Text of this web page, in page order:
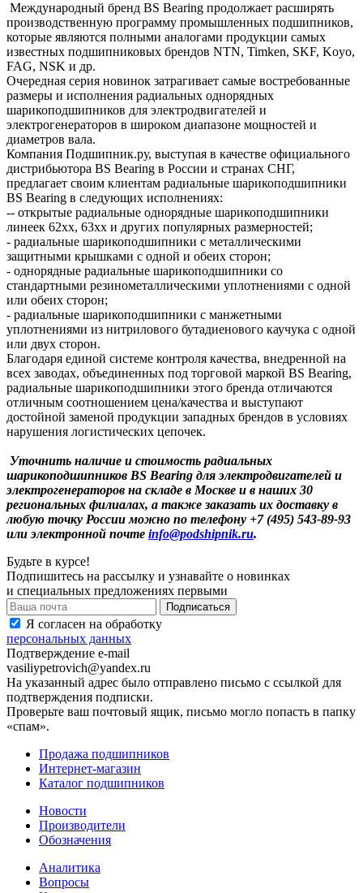
Международный бренд BS Bearing продолжает расширять
производственную программу промышленных подшипников,
которые являются полными аналогами продукции самых
известных подшипниковых брендов NTN, Timken, SKF, Koyo,
FAG, NSK и др.
Очередная серия новинок затрагивает самые востребованные
размеры и исполнения радиальных однорядных
шарикоподшипников для электродвигателей и
электрогенераторов в широком диапазоне мощностей и
диаметров вала.
Компания Подшипник.ру, выступая в качестве официального
дистрибьютора BS Bearing в России и странах СНГ,
предлагает своим клиентам радиальные шарикоподшипники
BS Bearing в следующих исполнениях:
-- открытые радиальные однорядные шарикоподшипники
линеек 62хх, 63хх и других популярных размерностей;
- радиальные шарикоподшипники c металлическими
защитными крышками с одной и обеих сторон;
- однорядные радиальные шарикоподшипники со
стандартными резинометаллическими уплотнениями с одной
или обеих сторон;
- радиальные шарикоподшипники с манжетными
уплотнениями из нитрилового бутадиенового каучука с одной
или двух сторон.
Благодаря единой системе контроля качества, внедренной на
всех заводах, объединенных под торговой маркой BS Bearing,
радиальные шарикоподшипники этого бренда отличаются
отличным соотношением цена/качества и выступают
достойной заменой продукции западных брендов в условиях
нарушения логистических цепочек.
Уточнить наличие и стоимость радиальных
шарикоподшипников BS Bearing для электродвигателей и
электрогенераторов на складе в Москве и в наших 30
региональных филиалах, а также заказать их доставку в
любую точку России можно по телефону +7 (495) 543-89-93
или электронной почте info@podshipnik.ru.
Будьте в курсе!
Подпишитесь на рассылку и узнавайте о новинках
и специальных предложениях первыми
Я согласен на обработку
персональных данных
Подтверждение e-mail
vasiliypetrovich@yandex.ru
На указанный адрес было отправлено письмо с ссылкой для
подтверждения подписки.
Проверьте ваш почтовый ящик, письмо могло попасть в папку
«спам».
Продажа подшипников
Интернет-магазин
Каталог подшипников
Новости
Производители
Обозначения
Аналитика
Вопросы